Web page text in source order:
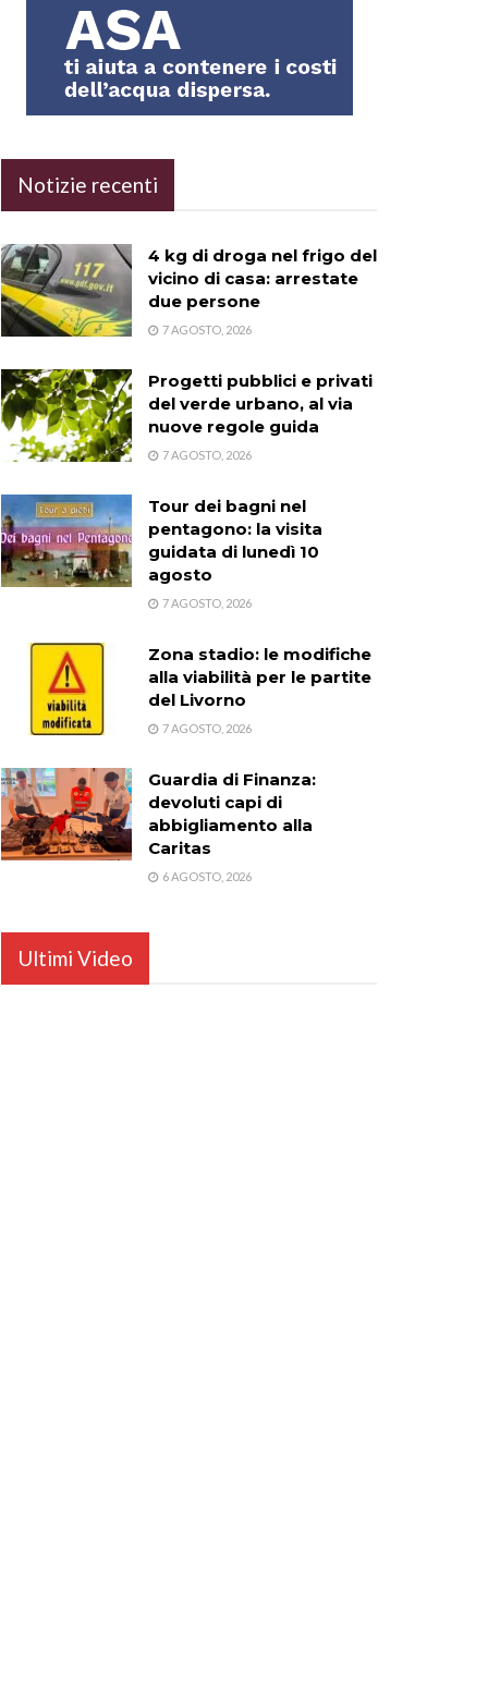
Notizie recenti
4 kg di droga nel frigo del
vicino di casa: arrestate
due persone
7 AGOSTO, 2026
Progetti pubblici e privati
del verde urbano, al via
nuove regole guida
7 AGOSTO, 2026
Tour dei bagni nel
pentagono: la visita
guidata di lunedì 10
agosto
7 AGOSTO, 2026
Zona stadio: le modifiche
alla viabilità per le partite
del Livorno
7 AGOSTO, 2026
Guardia di Finanza:
devoluti capi di
abbigliamento alla
Caritas
6 AGOSTO, 2026
Ultimi Video